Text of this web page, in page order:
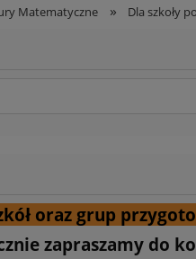
Matematyczne » Dla szkoły
oraz grup
zapraszamy do